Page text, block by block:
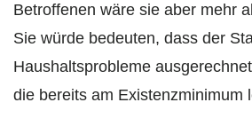
Betroffenen wäre sie aber mehr
Sie würde bedeuten, dass der
Haushaltsprobleme
die bereits am Existenzminimum